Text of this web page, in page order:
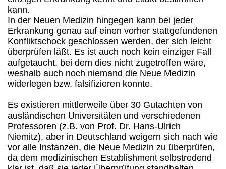
kann.
In der Neuen Medizin hingegen kann bei jeder
Erkrankung genau auf einen vorher stattgefundenen
Konfliktschock geschlossen werden, der sich leicht
überprüfen läßt. Es ist auch noch kein einziger Fall
aufgetaucht, bei dem dies nicht zugetroffen wäre,
weshalb auch noch niemand die Neue Medizin
widerlegen bzw. falsifizieren konnte.
Es existieren mittlerweile über 30 Gutachten von
ausländischen Universitäten und verschiedenen
Professoren (z.B. von Prof. Dr. Hans-Ulrich
Niemitz), aber in Deutschland weigern sich nach wie
vor alle Instanzen, die Neue Medizin zu überprüfen,
da dem medizinischen Establishment selbstredend